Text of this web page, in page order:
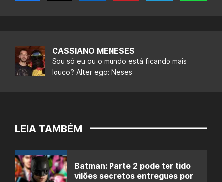
CASSIANO MENESES
Sou só eu ou o mundo está ficando mais
louco? Alter ego: Neses
LEIA TAMBÉM
Batman: Parte 2 pode ter tido
vilões secretos entregues por